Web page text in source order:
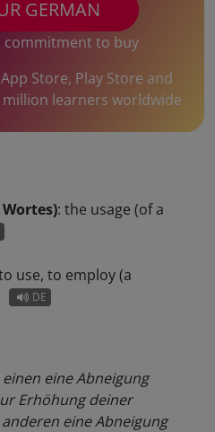
GERMAN
commitment to buy
Store, Play Store and
learners worldwide
: the usage (of a
use, to employ (a
DE
eine Abneigung
Erhöhung deiner
eine Abneigung